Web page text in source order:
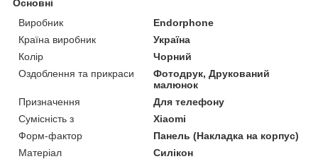
Основні
Виробник
Endorphone
Країна виробник
Україна
Колір
Чорний
Оздоблення та прикраси
Фотодрук, Друкований
малюнок
Призначення
Для телефону
Сумісність з
Xiaomi
Форм-фактор
Панель (Накладка на корпус)
Матеріал
Силікон